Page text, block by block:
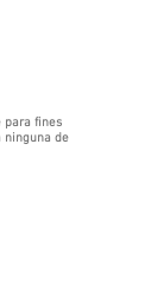
para fines
ninguna de